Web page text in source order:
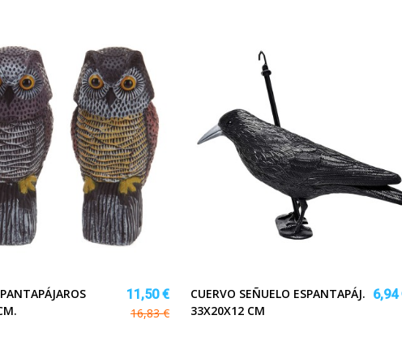
11,50 €
16,83 €
CUERVO SEÑUELO ESPANTAPÁJ.
33X20X12 CM
6,94